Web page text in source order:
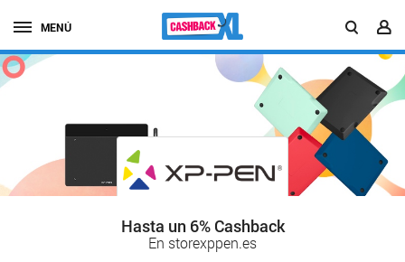
MENÚ
Hasta un 6% Cashback
En storexppen.es